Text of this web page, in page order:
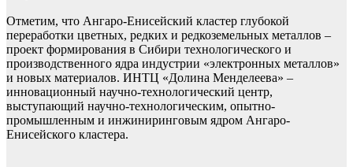
Отметим, что Ангаро-Енисейский кластер глубокой
переработки цветных, редких и редкоземельных металлов –
проект формирования в Сибири технологического и
производственного ядра индустрии «электронных металлов»
и новых материалов. ИНТЦ «Долина Менделеева» –
инновационный научно-технологический центр,
выступающий научно-технологическим, опытно-
промышленным и инжиниринговым ядром Ангаро-
Енисейского кластера.